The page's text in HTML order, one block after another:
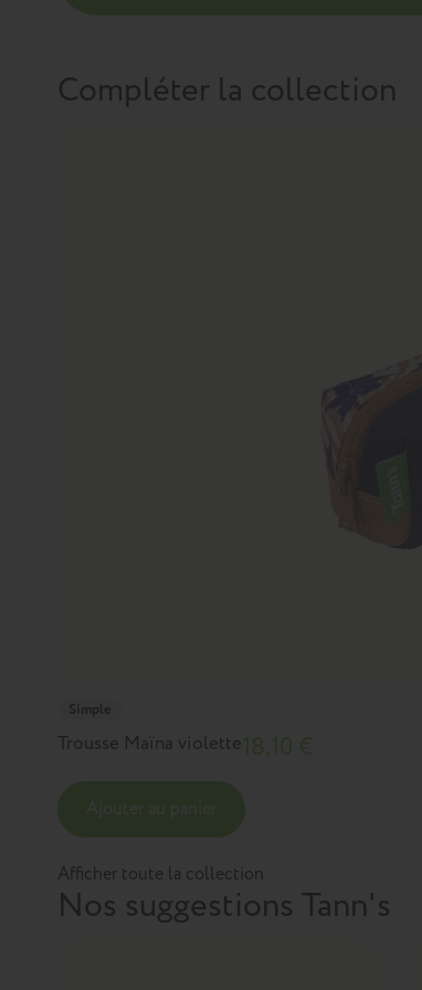
Compléter la collection
Simple
Trousse Maïna violette
Afficher toute la collection
Nos suggestions Tann's